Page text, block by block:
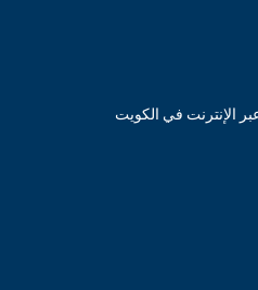
الإنترنت في الكويت